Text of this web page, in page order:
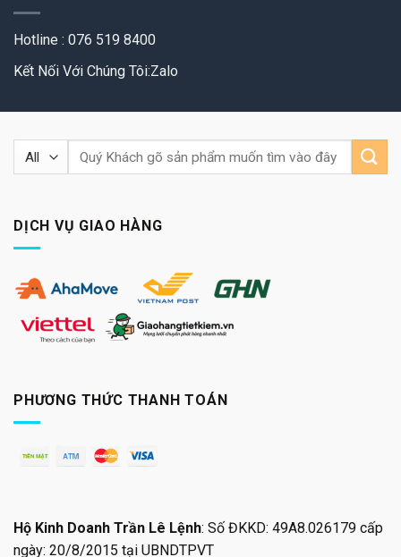
Hotline : 076 519 8400
Kết Nối Với Chúng Tôi:Zalo
Tìm
kiếm:
DỊCH VỤ GIAO HÀNG
PHƯƠNG THỨC THANH TOÁN
Hộ Kinh Doanh Trần Lê Lệnh: Số ĐKKD: 49A8.026179 cấp
ngày: 20/8/2015 tại UBNDTPVT